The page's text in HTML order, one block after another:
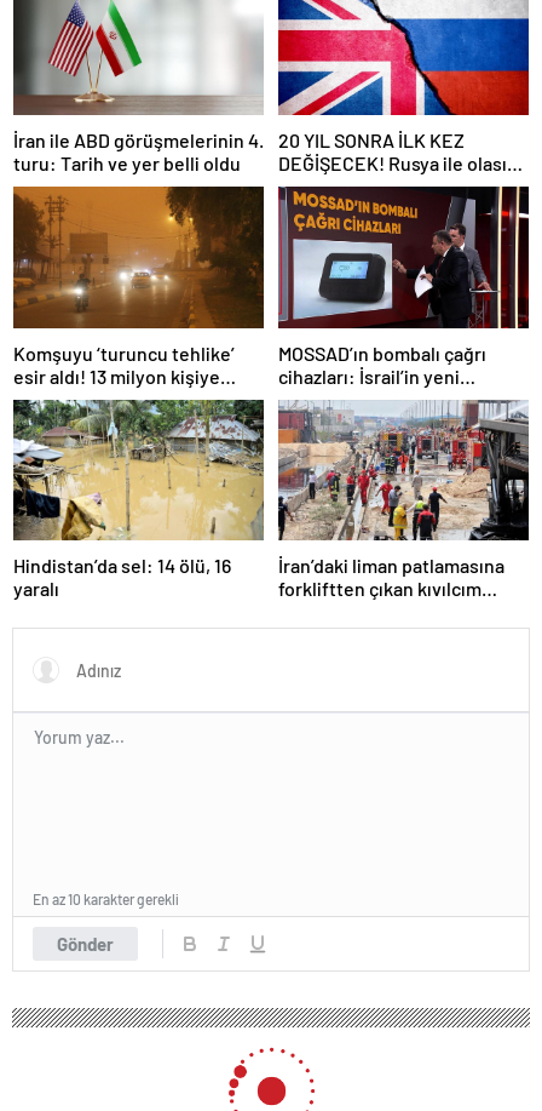
İran ile ABD görüşmelerinin 4.
turu: Tarih ve yer belli oldu
20 YIL SONRA İLK KEZ
DEĞİŞECEK! Rusya ile olası
savaş… İngiltere’nin gizli
planı güncelleniyor!
Komşuyu ‘turuncu tehlike’
esir aldı! 13 milyon kişiye
“evde kalın” uyarısı…
MOSSAD’ın bombalı çağrı
cihazları: İsrail’in yeni
suikastını MİT önledi
Hindistan’da sel: 14 ölü, 16
yaralı
İran’daki liman patlamasına
forkliftten çıkan kıvılcım
Gönder
En az 10 karakter gerekli